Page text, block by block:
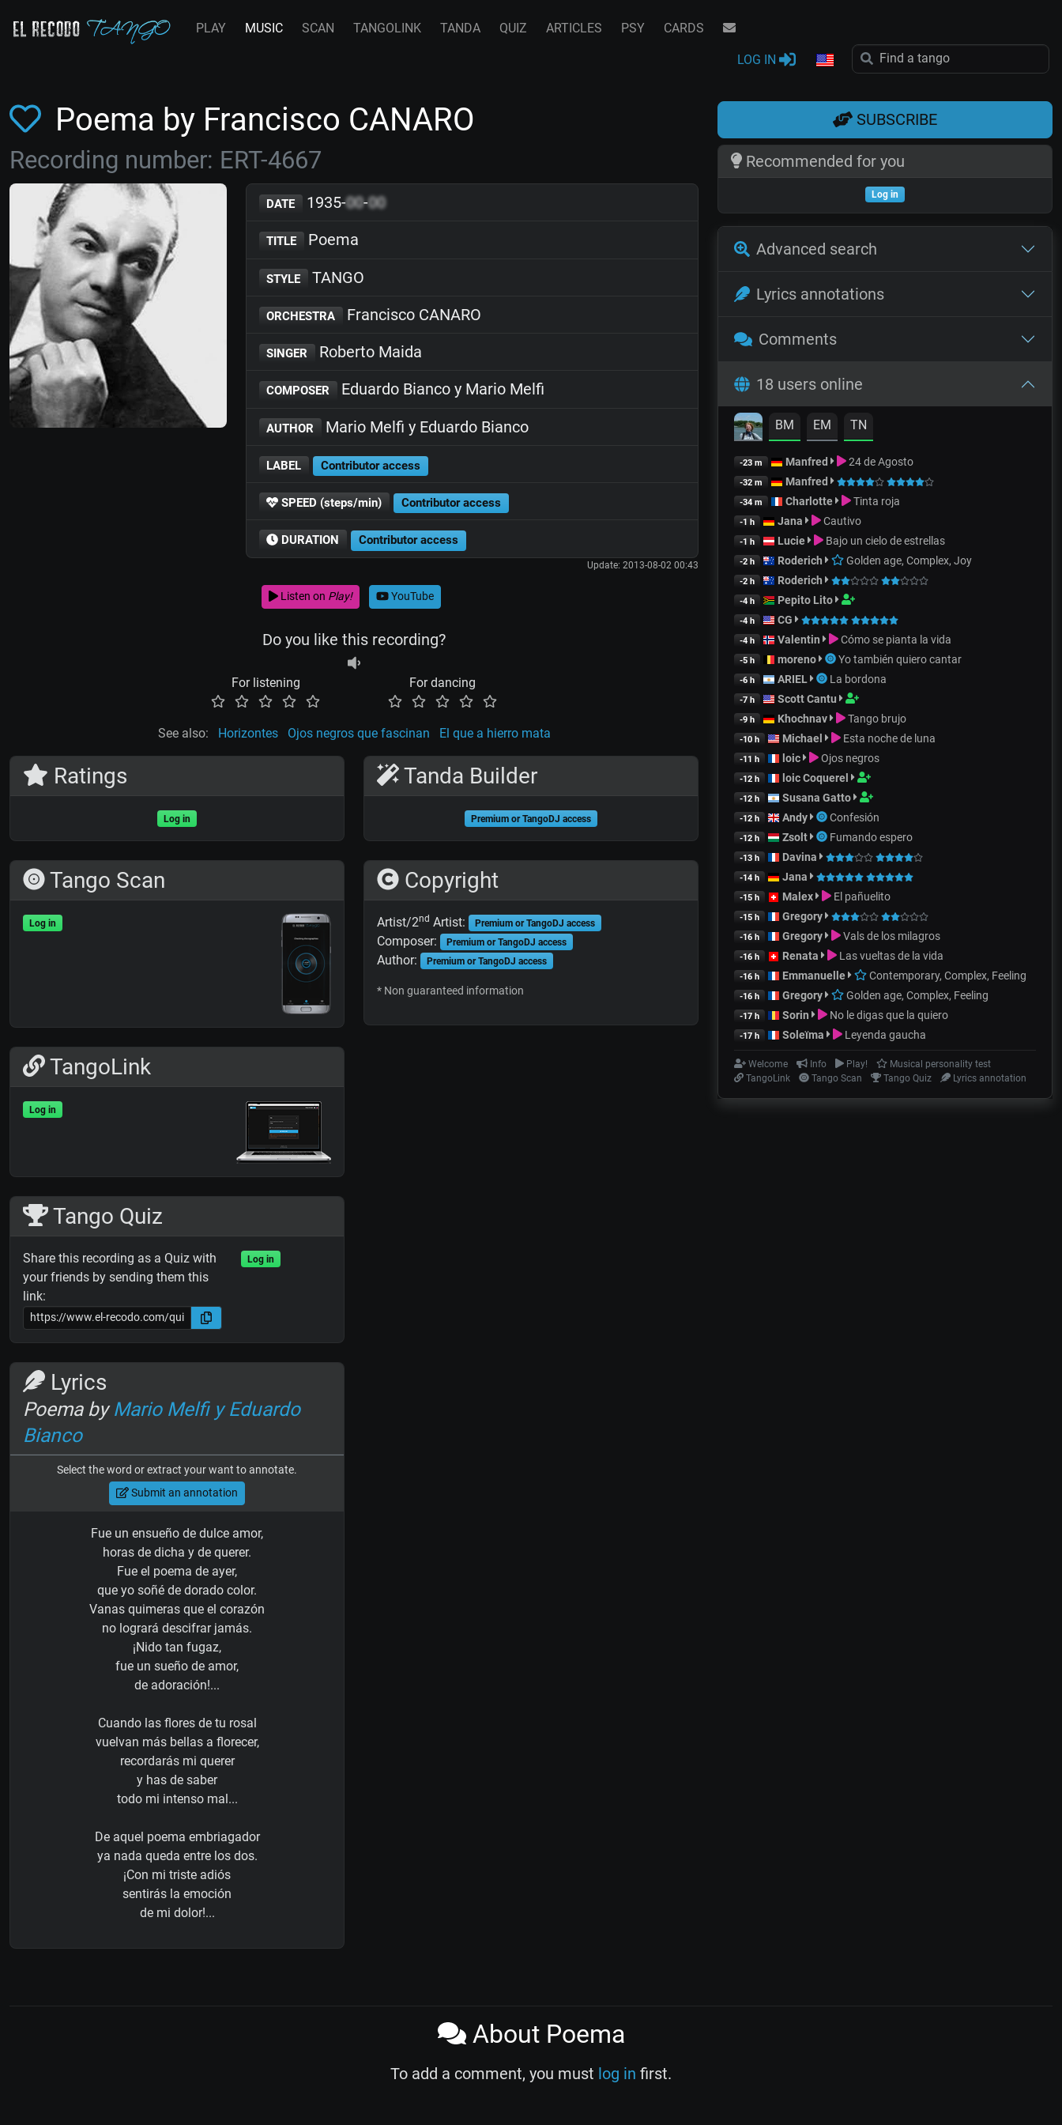
PLAY MUSIC SCAN TANGOLINK TANDA QUIZ ARTICLES PSY CARDS
LOG IN
Poema by Francisco CANARO
Recording number: ERT-4667
DATE 1935-00-00
TITLE Poema
STYLE TANGO
ORCHESTRA Francisco CANARO
SINGER Roberto Maida
COMPOSER Eduardo Bianco y Mario Melfi
AUTHOR Mario Melfi y Eduardo Bianco
LABEL Contributor access
SPEED (steps/min) Contributor access
DURATION Contributor access
Update: 2013-08-02 00:43
Listen on Play! YouTube
Do you like this recording?
For listening For dancing
See also: Horizontes Ojos negros que fascinan El que a hierro mata
Ratings
Log in
Tango Scan
Log in
TangoLink
Log in
Tango Quiz
Share this recording as a Quiz with
your friends by sending them this
link:
Log in
Lyrics
Poema byMario Melfi y Eduardo
Bianco
Select the word or extract your want to annotate.
Submit an annotation
Fue un ensueño de dulce amor,
horas de dicha y de querer.
Fue el poema de ayer,
que yo soñé de dorado color.
Vanas quimeras que el corazón
no logrará descifrar jamás.
¡Nido tan fugaz,
fue un sueño de amor,
de adoración!...
Cuando las flores de tu rosal
vuelvan más bellas a florecer,
recordarás mi querer
y has de saber
todo mi intenso mal...
De aquel poema embriagador
ya nada queda entre los dos.
¡Con mi triste adiós
sentirás la emoción
de mi dolor!...
Tanda Builder
Premium or TangoDJ access
Copyright
Artist/2nd Artist: Premium or TangoDJ access
Composer: Premium or TangoDJ access
Author: Premium or TangoDJ access
* Non guaranteed information
SUBSCRIBE
Recommended for you
Log in
Advanced search
Lyrics annotations
Comments
18 users online
BM EM TN
-23 m Manfred 24 de Agosto
-32 m Manfred
-34 m Charlotte Tinta roja
-1 h Jana Cautivo
-1 h Lucie Bajo un cielo de estrellas
-2 h Roderich Golden age, Complex, Joy
-2 h Roderich
-4 h Pepito Lito
-4 h CG
-4 h Valentin Cómo se pianta la vida
-5 h moreno Yo también quiero cantar
-6 h ARIEL La bordona
-7 h Scott Cantu
-9 h Khochnav Tango brujo
-10 h Michael Esta noche de luna
-11 h loic Ojos negros
-12 h loic Coquerel
-12 h Susana Gatto
-12 h Andy Confesión
-12 h Zsolt Fumando espero
-13 h Davina
-14 h Jana
-15 h Malex El pañuelito
-15 h Gregory
-16 h Gregory Vals de los milagros
-16 h Renata Las vueltas de la vida
-16 h Emmanuelle Contemporary, Complex, Feeling
-16 h Gregory Golden age, Complex, Feeling
-17 h Sorin No le digas que la quiero
-17 h Soleïma Leyenda gaucha
Welcome Info Play!
Musical personality test
TangoLink
Tango Scan Tango Quiz Lyrics annotation
About Poema
To add a comment, you must log in first.